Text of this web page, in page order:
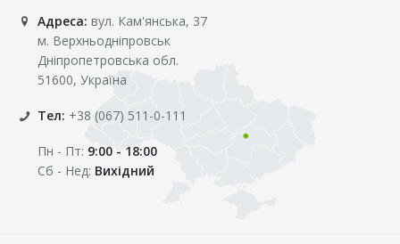
«Сільпо»
«Фора»
«Фреш»
«Фуршет»
«Цент»
Адреса: вул. Кам'янська, 37
м. Верхньодніпровськ
Дніпропетровська обл.
51600, Україна
Тел: +38 (067) 511-0-111
Пн - Пт: 9:00 - 18:00
Сб - Нед: Вихідний